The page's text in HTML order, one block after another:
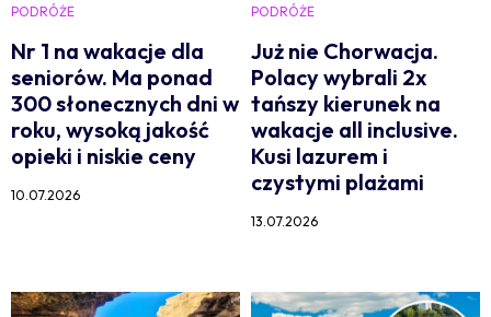
PODRÓŻE
Nr 1 na wakacje dla
seniorów. Ma ponad
300 słonecznych dni w
roku, wysoką jakość
opieki i niskie ceny
10.07.2026
PODRÓŻE
Już nie Chorwacja.
Polacy wybrali 2x
tańszy kierunek na
wakacje all inclusive.
Kusi lazurem i
czystymi plażami
13.07.2026